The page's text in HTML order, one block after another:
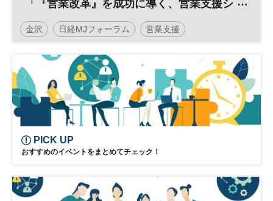
「『営業改革』を成功に導く、営業支援シ
ステムの活用法」
金沢 日経MJフォーラム 営業支援
営業支援システム 営業改革
PICK UP
おすすめのイベントをまとめてチェック！